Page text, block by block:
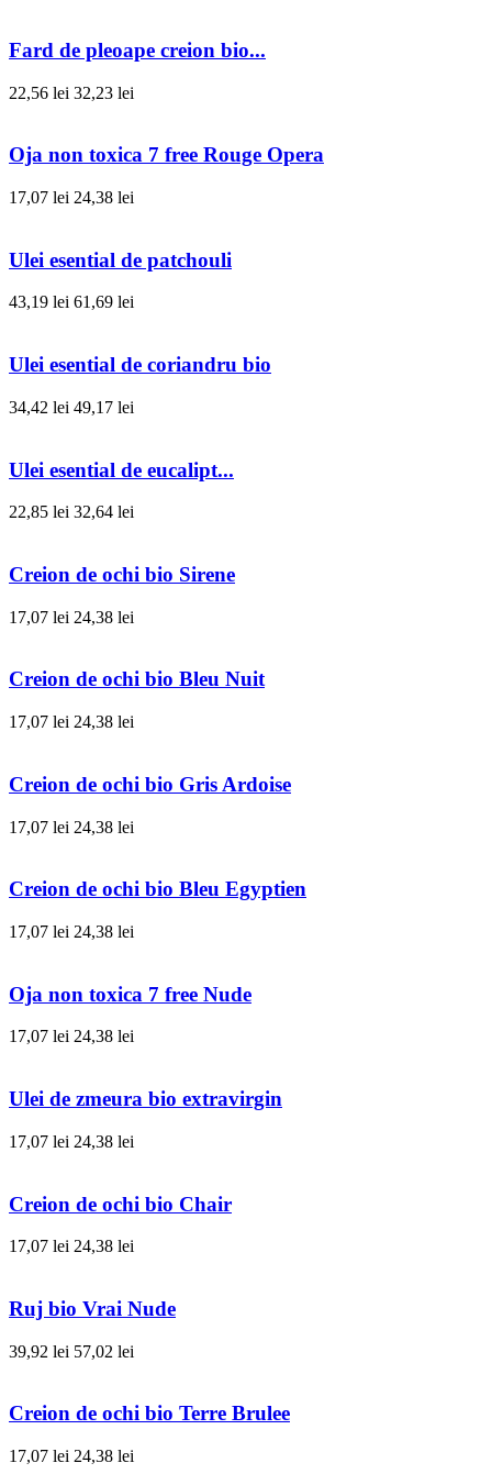
Fard de pleoape creion bio...
22,56 lei 32,23 lei
Oja non toxica 7 free Rouge Opera
17,07 lei 24,38 lei
Ulei esential de patchouli
43,19 lei 61,69 lei
Ulei esential de coriandru bio
34,42 lei 49,17 lei
Ulei esential de eucalipt...
22,85 lei 32,64 lei
Creion de ochi bio Sirene
17,07 lei 24,38 lei
Creion de ochi bio Bleu Nuit
17,07 lei 24,38 lei
Creion de ochi bio Gris Ardoise
17,07 lei 24,38 lei
Creion de ochi bio Bleu Egyptien
17,07 lei 24,38 lei
Oja non toxica 7 free Nude
17,07 lei 24,38 lei
Ulei de zmeura bio extravirgin
17,07 lei 24,38 lei
Creion de ochi bio Chair
17,07 lei 24,38 lei
Ruj bio Vrai Nude
39,92 lei 57,02 lei
Creion de ochi bio Terre Brulee
17,07 lei 24,38 lei